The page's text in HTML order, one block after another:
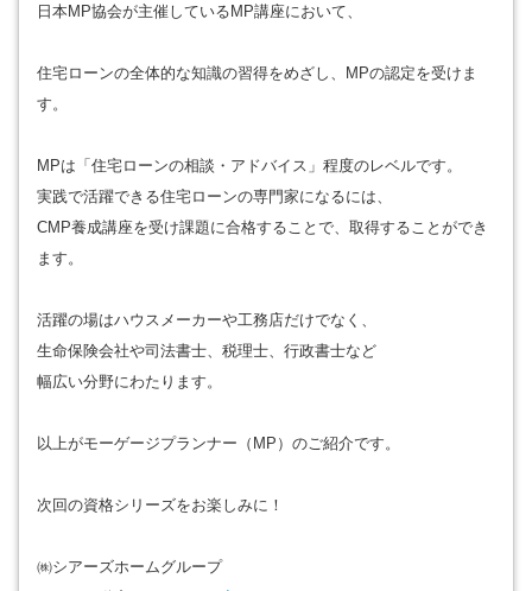
日本MP協会が主催しているMP講座において、
住宅ローンの全体的な知識の習得をめざし、MPの認定を受けま
す。
MPは「住宅ローンの相談・アドバイス」程度のレベルです。
実践で活躍できる住宅ローンの専門家になるには、
CMP養成講座を受け課題に合格することで、取得することができ
ます。
活躍の場はハウスメーカーや工務店だけでなく、
生命保険会社や司法書士、税理士、行政書士など
幅広い分野にわたります。
以上がモーゲージプランナー（MP）のご紹介です。
次回の資格シリーズをお楽しみに！
㈱シアーズホームグループ